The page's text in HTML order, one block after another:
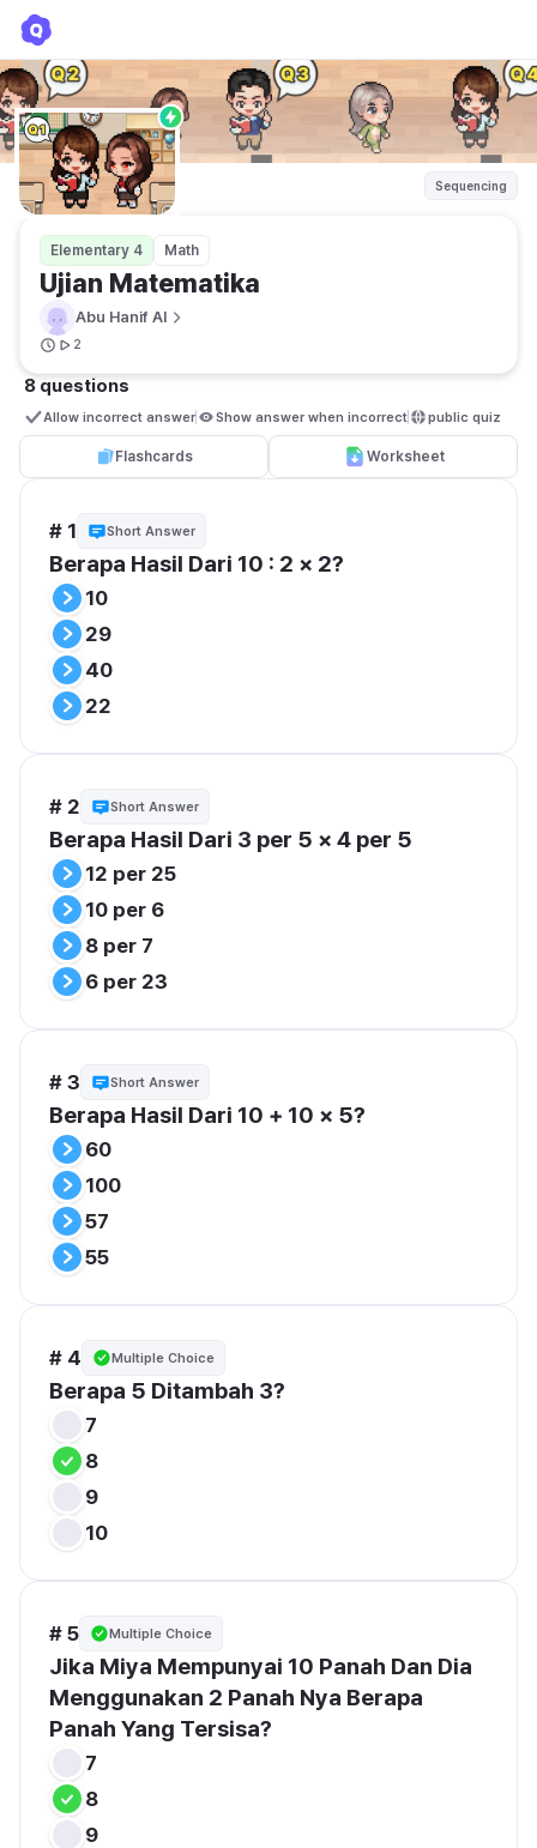
Sequencing
Elementary 4 Math
Ujian Matematika
Abu Hanif Al
2
8 questions
Allow incorrect answer Show answer when incorrect public quiz
Flashcards Worksheet
# 1 Short Answer
Berapa Hasil Dari 10 : 2 × 2?
10
29
40
22
# 2 Short Answer
Berapa Hasil Dari 3 per 5 × 4 per 5
12 per 25
10 per 6
8 per 7
6 per 23
# 3 Short Answer
Berapa Hasil Dari 10 + 10 × 5?
60
100
57
55
# 4 Multiple Choice
Berapa 5 Ditambah 3?
7
8
9
10
# 5 Multiple Choice
Jika Miya Mempunyai 10 Panah Dan Dia
Menggunakan 2 Panah Nya Berapa
Panah Yang Tersisa?
7
8
9